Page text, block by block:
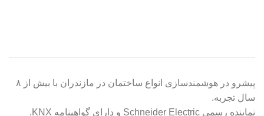
پیشرو در هوشمندسازی انواع ساختمان در مازندران با بیش از ۸
سال تجربه.
نماینده رسمی Schneider Electric و دارای گواهینامه KNX.